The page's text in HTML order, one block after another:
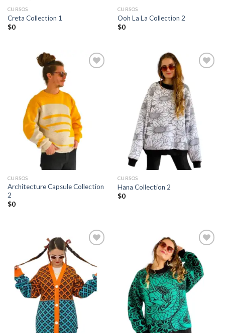
CURSOS
Creta Collection 1
$0
CURSOS
Ooh La La Collection 2
$0
CURSOS
Architecture Capsule Collection
2
$0
lista de
deseos
CURSOS
Hana Collection 2
$0
a la
lista de
deseos
Añadir
a la
lista de